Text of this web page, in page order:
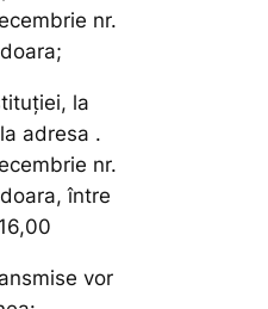
nr.
la
adresa .
nr.
între
vor